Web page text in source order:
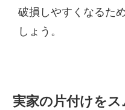
破損しやすくなるた
しょう。
実家の片付けを